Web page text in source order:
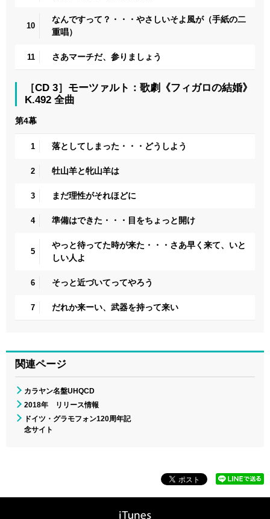
10
なんですって？・・・やさしいそよ風が（手紙の二
重唱）
11 さあマーチだ、参りましょう
［CD 3］モーツァルト：歌劇《フィガロの結婚》
K.492 全曲
第4幕
1 落としてしまった・・・どうしよう
2 牡山羊と牝山羊は
3 まだ理性がそれほどに
4 準備はできた・・・目をちょっと開け
5
やっと待ってた時が来た・・・さあ早く来て、いと
しい人よ
6 そっと近づいてってやろう
7 だれか来ーい、武器を持って来い
関連ページ
カラヤン名盤UHQCD
2018年 リリース情報
ドイツ・グラモフォン120周年記
念サイト